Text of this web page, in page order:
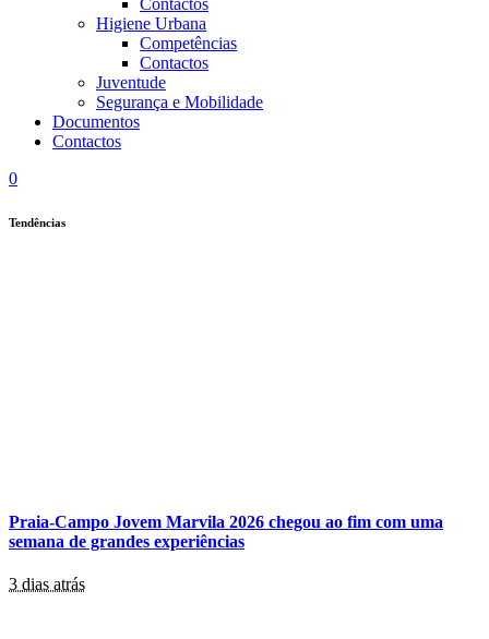
Higiene Urbana
Competências
Contactos
Juventude
Segurança e Mobilidade
Documentos
Contactos
0
Tendências
Praia-Campo Jovem Marvila 2026 chegou ao fim com uma
semana de grandes experiências
3 dias atrás